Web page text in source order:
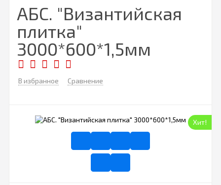
АБС. "Византийская
плитка"
3000*600*1,5мм
В избранное Сравнение
Хит!